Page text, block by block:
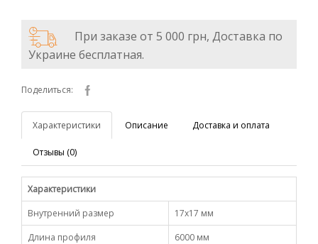
При заказе от 5 000 грн, Доставка по
Украине бесплатная.
Поделиться:
Характеристики Описание Доставка и оплата
Отзывы (0)
Характеристики
Внутренний размер
17х17 мм
Длина профиля
6000 мм